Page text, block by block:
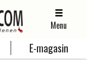
Menu
E-magasin